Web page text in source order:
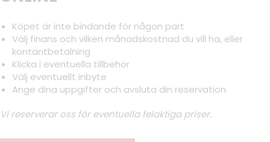
Köpet är inte bindande för någon part
Välj finans och vilken månadskostnad du vill ha, eller
kontantbetalning
Klicka i eventuella tillbehör
Välj eventuellt inbyte
Ange dina uppgifter och avsluta din reservation
Vi reserverar oss för eventuella felaktiga priser.